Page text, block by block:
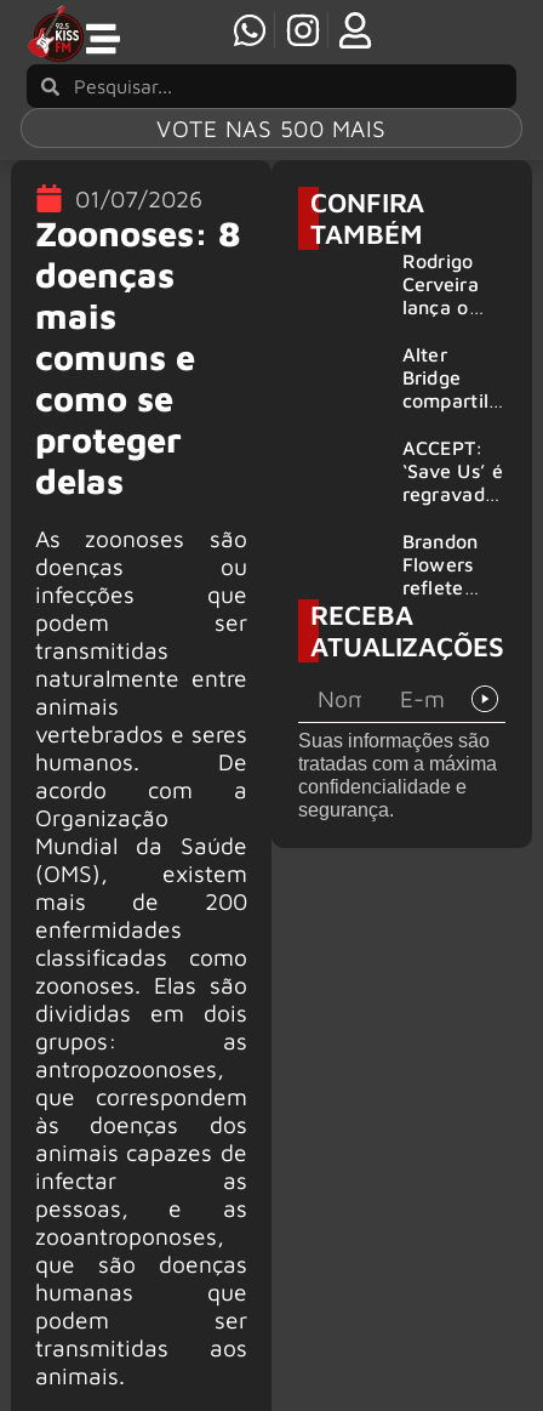
VOTE NAS 500 MAIS
01/07/2026
Zoonoses: 8
doenças
mais
comuns e
como se
proteger
delas
As zoonoses são
doenças ou
infecções que
podem ser
transmitidas
naturalmente entre
animais
vertebrados e seres
humanos. De
acordo com a
Organização
Mundial da Saúde
(OMS), existem
mais de 200
enfermidades
classificadas como
zoonoses. Elas são
divididas em dois
grupos: as
antropozoonoses,
que correspondem
às doenças dos
animais capazes de
infectar as
pessoas, e as
zooantroponoses,
que são doenças
humanas que
podem ser
transmitidas aos
animais.
CONFIRA
TAMBÉM
Rodrigo
Cerveira
lança o
Searcher”
Alter
Bridge
compartilh
vivo de
“Fortress”
gravada
am Ring
2026
ACCEPT:
‘Save Us’ é
regravada
membros
do GHOST
e KORN
Brandon
Flowers
reflete
sobre o
futuro e
levanta
de de
deixar os
palcos
RECEBA
ATUALIZAÇÕES
Suas informações são
tratadas com a máxima
confidencialidade e
segurança.